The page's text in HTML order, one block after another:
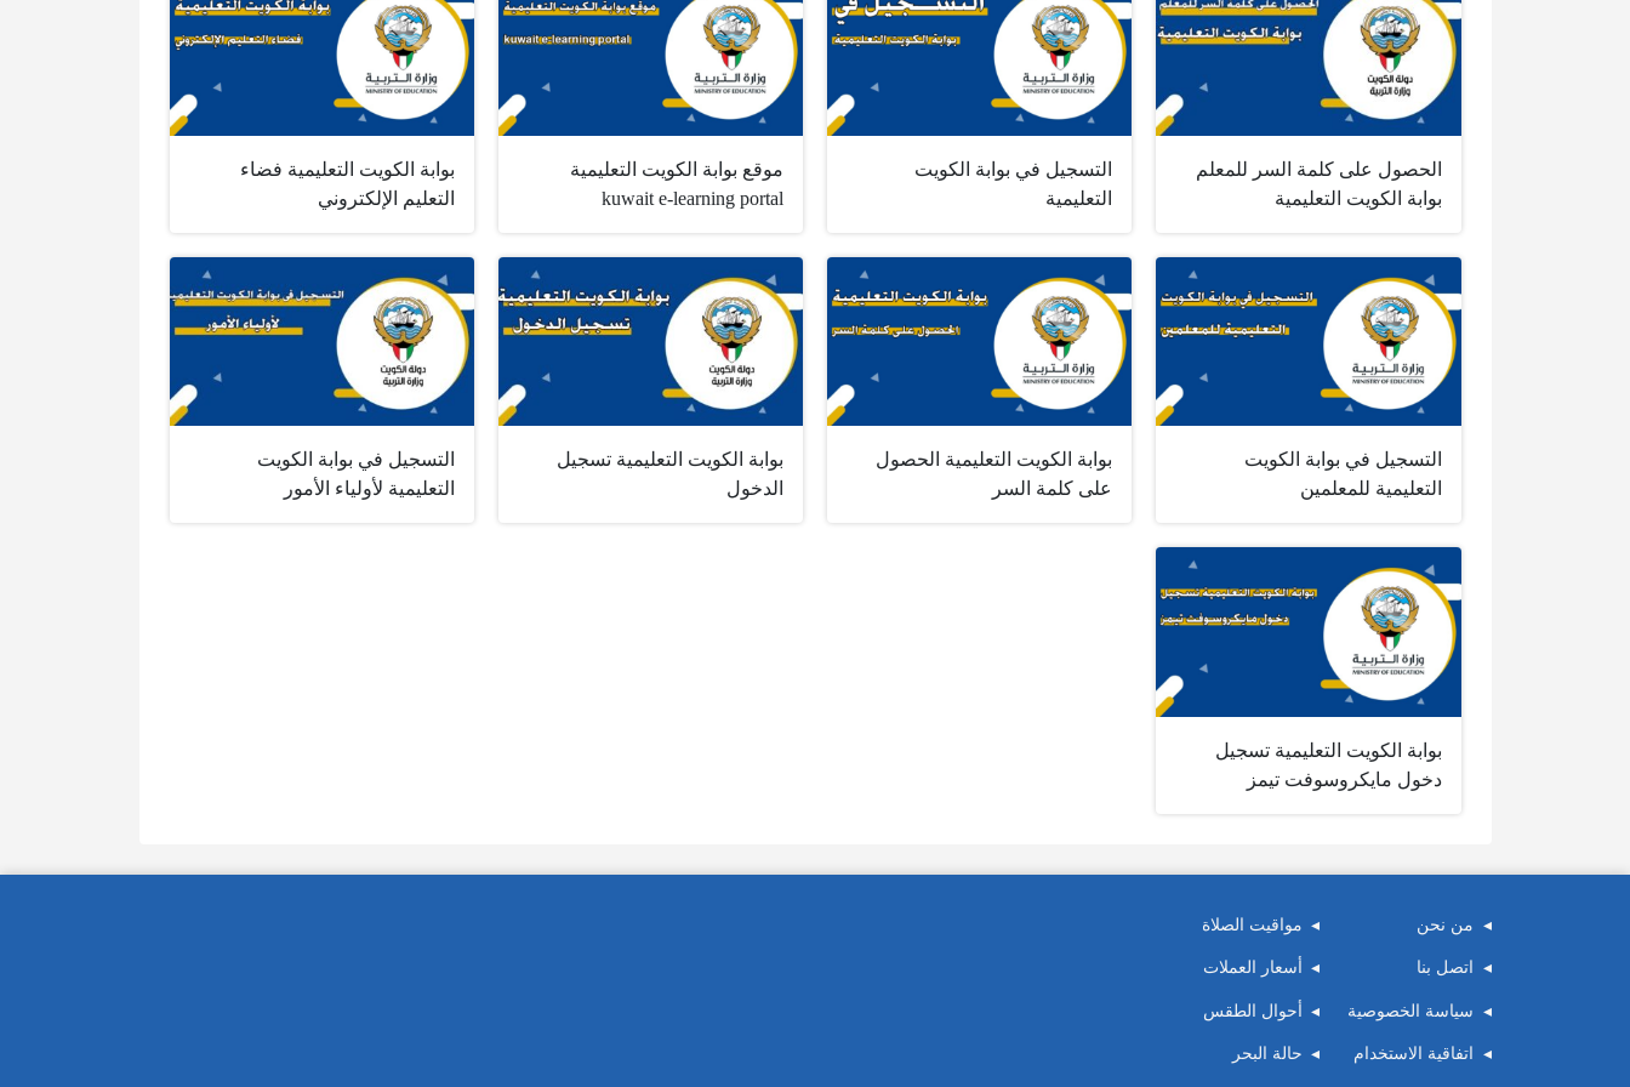
الحصول على كلمة السر للمعلم
بوابة الكويت التعليمية
التسجيل في بوابة الكويت
التعليمية
موقع بوابة الكويت التعليمية
kuwait e-learning portal
بوابة الكويت التعليمية فضاء
التعليم الإلكتروني
التسجيل في بوابة الكويت
التعليمية للمعلمين
بوابة الكويت التعليمية الحصول
على كلمة السر
بوابة الكويت التعليمية تسجيل
الدخول
التسجيل في بوابة الكويت
التعليمية لأولياء الأمور
بوابة الكويت التعليمية تسجيل
دخول مايكروسوفت تيمز
من نحن
اتصل بنا
سياسة الخصوصية
اتفاقية الاستخدام
مواقيت الصلاة
أسعار العملات
أحوال الطقس
حالة البحر